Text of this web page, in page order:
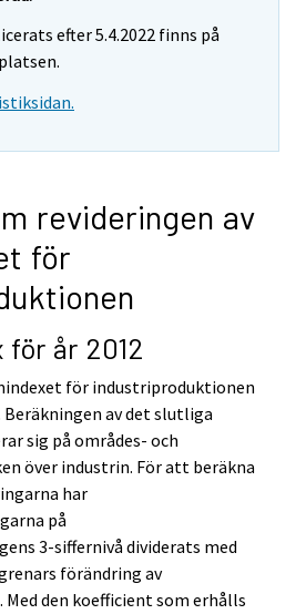
efter 5.4.2022 finns på
revideringen av
för
år 2012
för industriproduktionen
av det slutliga
sig på områdes- och
över industrin. För att beräkna
har
på
3-siffernivå dividerats med
förändring av
den koefficient som erhålls